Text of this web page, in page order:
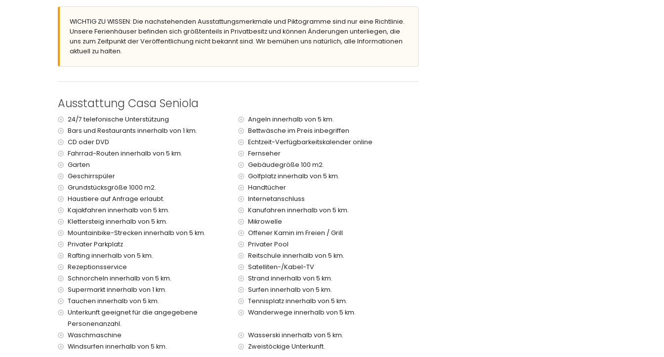
Außendusche
Essbereich im Freien
2 private Parkplätze
Nächstes Flussufer oder Ufer: Mediterráneo, Jávea (innerhalb von 5 Kilometern vom Haus)
Nächster Hafen: Puerto Aduanas del Mar, Jávea (innerhalb von 5 Kilometern vom Haus)
Nächster Park: Montgó, Jávea (innerhalb von 10 Kilometern vom Haus)
Nächster Flughafen: Alicante (innerhalb von 100 Kilometern vom Haus)
Zweitnächster Flughafen: Valencia (> 100 Kilometer)
Bitte anfragen, ob Haustiere erlaubt sind
Die Unterkunft ist sehr geeignet für Familien mit Kindern
Einrichtungen und Dienstleistungen, die im Mietpreis dieses Ferienhauses inbegriffen sind
Internet (WLAN)
Bettwäsche und Handtücher
Rezeptionsservice und 24-Stunden-Notdienst
Einrichtungen und Dienstleistungen gegen Aufpreis
Zustellbett und Kinderbetten/Kinderbetten (auf Anfrage)
Unterhaltungs- und Freizeitaktivitäten für Ihren Urlaub in Jávea, Costa Blanca
Kino, Theater, Diskothek, Bar, Promenade (El Arenal und Jávea) (innerhalb von 5 Kilometern vom Haus)
Sehenswürdigkeiten und Kultur in Jávea, Costa Blanca
Museum (Histórico de Jávea, Jávea), Kirche (San Bartolomé, Pueblo, Jávea), Ruine (Molinos de Viento,
Jávea), Denkmal (Pueblo Histórico, Jávea), Architektonisches Gebäude (Pueblo Histórico, Jávea),
Historischer Ort (Pueblo Histórico und Jávea) (innerhalb von 5 Kilometern von der Unterkunft)
Burg (Portal de la Vila und Denia) (innerhalb von 25 Kilometern von der Unterkunft)
Sportarten
WICHTIG ZU WISSEN: Die nachstehenden Ausstattungsmerkmale und Piktogramme sind nur eine Richtlinie.
Unsere Ferienhäuser befinden sich größtenteils in Privatbesitz und können Änderungen unterliegen, die
uns zum Zeitpunkt der Veröffentlichung nicht bekannt sind. Wir bemühen uns natürlich, alle Informationen
aktuell zu halten.
Ausstattung Casa Seniola
24/7 telefonische Unterstützung
Angeln innerhalb von 5 km.
Bars und Restaurants innerhalb von 1 km.
Bettwäsche im Preis inbegriffen
CD oder DVD
Echtzeit-Verfügbarkeitskalender online
Fahrrad-Routen innerhalb von 5 km.
Fernseher
Garten
Gebäudegröße 100 m2.
Geschirrspüler
Golfplatz innerhalb von 5 km.
Grundstücksgröße 1000 m2.
Handtücher
Haustiere auf Anfrage erlaubt.
Internetanschluss
Kajakfahren innerhalb von 5 km.
Kanufahren innerhalb von 5 km.
Klettersteig innerhalb von 5 km.
Mikrowelle
Mountainbike-Strecken innerhalb von 5 km.
Offener Kamin im Freien / Grill
Privater Parkplatz
Privater Pool
Rafting innerhalb von 5 km.
Reitschule innerhalb von 5 km.
Rezeptionsservice
Satelliten-/Kabel-TV
Schnorcheln innerhalb von 5 km.
Strand innerhalb von 5 km.
Supermarkt innerhalb von 1 km.
Surfen innerhalb von 5 km.
Tauchen innerhalb von 5 km.
Tennisplatz innerhalb von 5 km.
Unterkunft geeignet für die angegebene
Personenanzahl.
Wanderwege innerhalb von 5 km.
Waschmaschine
Wasserski innerhalb von 5 km.
Windsurfen innerhalb von 5 km.
Zweistöckige Unterkunft.